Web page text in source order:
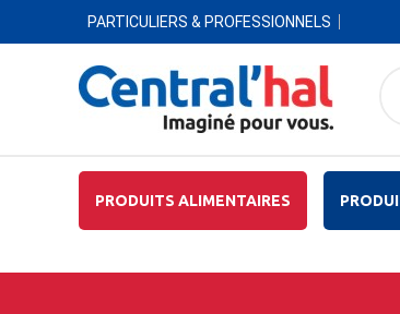
PARTICULIERS & PROFESSIONNELS
PRODUITS ALIMENTAIRES